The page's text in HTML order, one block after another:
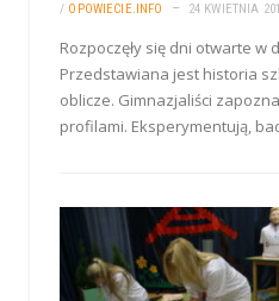
/ OPOWIECIE.INFO 24 KWIETNIA
Rozpoczęły się dni otwarte w
Przedstawiana jest historia
oblicze. Gimnazjaliści
profilami. Eksperymentują,